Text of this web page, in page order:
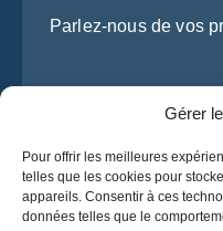
Gérer
Pour offrir les meilleures
telles que les cookies pour
appareils. Consentir à ces
données telles que le